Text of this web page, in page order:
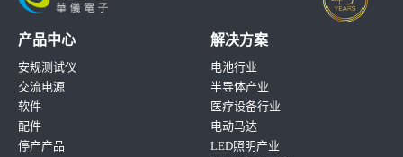
产品中心
安规测试仪
交流电源
软件
配件
停产产品
解决方案
电池行业
半导体产业
医疗设备行业
电动马达
LED照明产业